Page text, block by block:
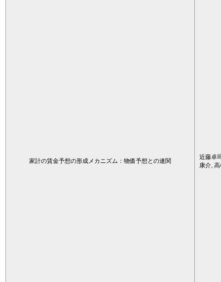
家計の賃金予想の形成メカニズム：物価予想との連関
近藤卓
康介,